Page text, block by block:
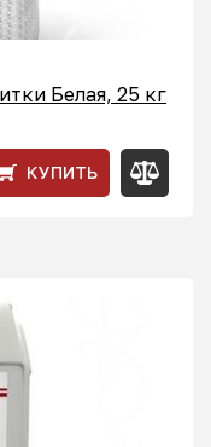
Белая, 25 кг
КУПИТЬ